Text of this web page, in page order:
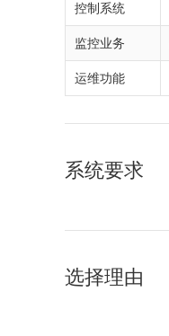
控制系统
监控业务
运维功能
系统要求
选择理由